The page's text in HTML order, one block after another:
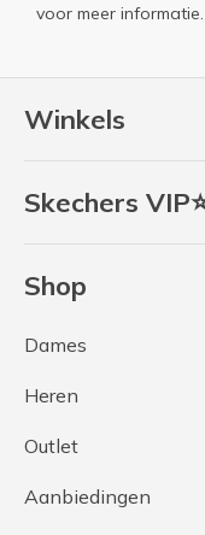
Winkels
Skechers
Shop
Dames
Heren
Outlet
Aanbiedingen
voor meer informatie.